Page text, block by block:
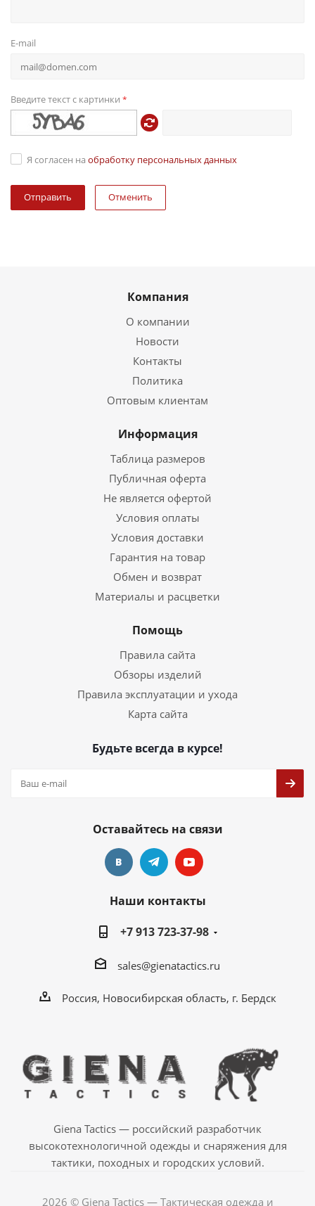
E-mail
Введите текст с картинки *
Я согласен на обработку персональных данных
Отменить
Компания
О компании
Новости
Контакты
Политика
Оптовым клиентам
Информация
Таблица размеров
Публичная оферта
Не является офертой
Условия оплаты
Условия доставки
Гарантия на товар
Обмен и возврат
Материалы и расцветки
Помощь
Правила сайта
Обзоры изделий
Правила эксплуатации и ухода
Карта сайта
Будьте всегда в курсе!
Оставайтесь на связи
Наши контакты
+7 913 723-37-98
sales@gienatactics.ru
Россия, Новосибирская область, г. Бердск
Giena Tactics — российский разработчик
высокотехнологичной одежды и снаряжения для
тактики, походных и городских условий.
2026 © Giena Tactics — Тактическая одежда и